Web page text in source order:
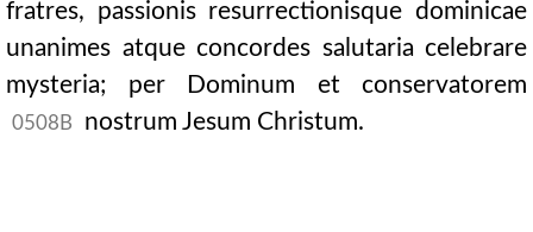
fratres, passionis resurrectionisque dominicae
unanimes atque concordes salutaria celebrare
mysteria; per Dominum et conservatorem
0508B nostrum Jesum Christum.